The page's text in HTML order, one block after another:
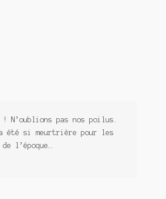
! N’oublions pas nos poilus.
été si meurtrière pour les
de l’époque…